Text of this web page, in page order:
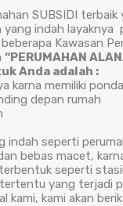
SUBSIDI
indah layaknya
Kawasan
“PERUMAHAN
Anda adalah :
karna memiliki
depan rumah
indah seperti
bebas macet,
seperti
yang terjadi
kami, kami akan